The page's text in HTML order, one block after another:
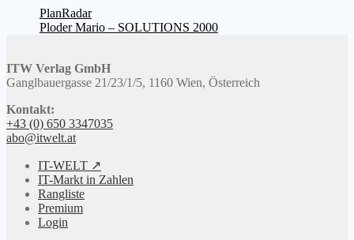
Beitragsnavigation
Vorheriger
Beitrag:
PlanRadar
Nächster
Ploder Mario – SOLUTIONS 2000
ITW Verlag GmbH
Ganglbauergasse 21/23/1/5, 1160 Wien, Österreich
Kontakt:
+43 (0) 650 3347035
abo@itwelt.at
IT-WELT ↗
IT-Markt in Zahlen
Rangliste
Premium
Login